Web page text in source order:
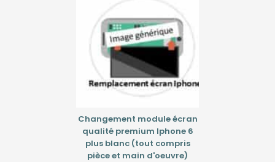
Changement module écran
qualité premium Iphone 6
plus blanc (tout compris
pièce et main d'oeuvre)